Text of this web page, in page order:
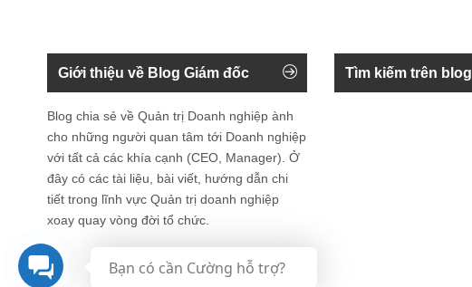
Giới thiệu về Blog Giám đốc
Blog chia sẻ về Quản trị Doanh nghiệp ành
cho những người quan tâm tới Doanh nghiệp
với tất cả các khía cạnh (CEO, Manager). Ở
đây có các tài liệu, bài viết, hướng dẫn chi
tiết trong lĩnh vực Quản trị doanh nghiệp
xoay quay vòng đời tổ chức.
Tìm kiếm trên blog
Bạn có cần Cường hỗ trợ?